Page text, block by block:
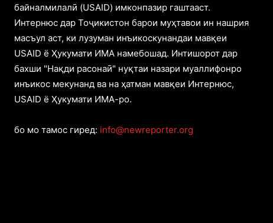
байналмилалӣ (USAID) имконпазир гаштааст.
Интернюс дар Тоҷикистон барои муҳтавои ин нашрия
масъул аст, ки лузуман инъикоскунандаи мавқеи
USAID ё Ҳукумати ИМА намебошад. Интишорот дар
бахши "Нақди расонаӣ" нуқтаи назари муаллифонро
инъикос мекунанд ва на ҳатман мавқеи Интернюс,
USAID ё Ҳукумати ИМА-ро.
бо мо тамос гиред: info@newreporter.org